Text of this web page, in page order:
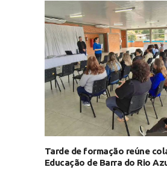
Tarde de formação reúne
Educação de Barra do Rio